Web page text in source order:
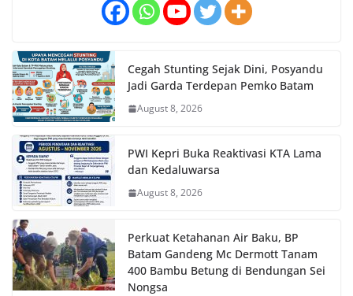
Cegah Stunting Sejak Dini, Posyandu
Jadi Garda Terdepan Pemko Batam
August 8, 2026
PWI Kepri Buka Reaktivasi KTA Lama
dan Kedaluwarsa
August 8, 2026
Perkuat Ketahanan Air Baku, BP
Batam Gandeng Mc Dermott Tanam
400 Bambu Betung di Bendungan Sei
Nongsa